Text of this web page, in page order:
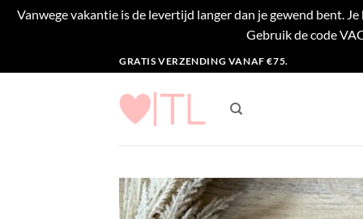
Vanwege vakantie is de levertijd langer dan je gewend bent.
Gebruik de code
naar
GRATIS VERZENDING VANAF €75.